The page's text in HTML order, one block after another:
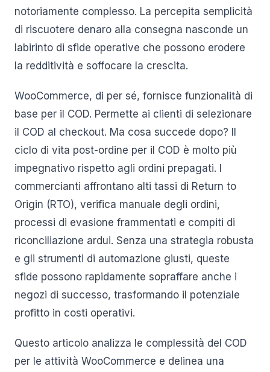
notoriamente complesso. La percepita semplicità
di riscuotere denaro alla consegna nasconde un
labirinto di sfide operative che possono erodere
la redditività e soffocare la crescita.
WooCommerce, di per sé, fornisce funzionalità di
base per il COD. Permette ai clienti di selezionare
il COD al checkout. Ma cosa succede dopo? Il
ciclo di vita post-ordine per il COD è molto più
impegnativo rispetto agli ordini prepagati. I
commercianti affrontano alti tassi di Return to
Origin (RTO), verifica manuale degli ordini,
processi di evasione frammentati e compiti di
riconciliazione ardui. Senza una strategia robusta
e gli strumenti di automazione giusti, queste
sfide possono rapidamente sopraffare anche i
negozi di successo, trasformando il potenziale
profitto in costi operativi.
Questo articolo analizza le complessità del COD
per le attività WooCommerce e delinea una